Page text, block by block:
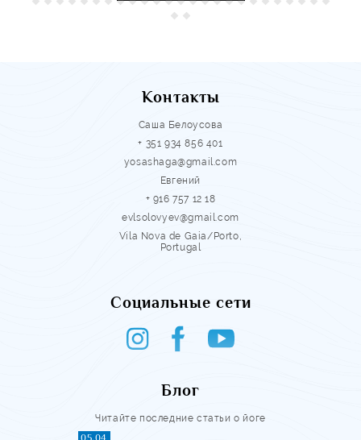
Контакты
Саша Белоусова
+ 351 934 856 401
yosashaga@gmail.com
Евгений
+ 916 757 12 18
evlsolovyev@gmail.com
Vila Nova de Gaia/Porto,
Portugal
Социальные сети
Блог
Читайте последние статьи о йоге